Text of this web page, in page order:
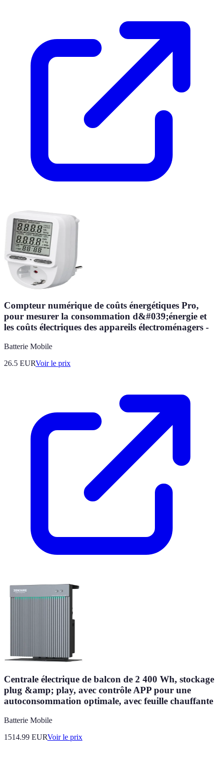
Compteur numérique de coûts énergétiques Pro,
pour mesurer la consommation d&#039;énergie et
les coûts électriques des appareils électroménagers -
Batterie Mobile
26.5 EURVoir le prix
Centrale électrique de balcon de 2 400 Wh, stockage
plug &amp; play, avec contrôle APP pour une
autoconsommation optimale, avec feuille chauffante
Batterie Mobile
1514.99 EURVoir le prix